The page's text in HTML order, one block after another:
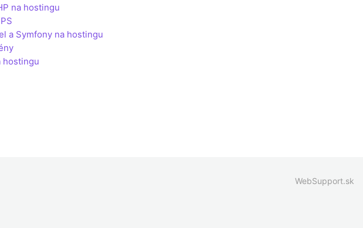
na hostingu
a Symfony na hostingu
hostingu
WebSupport.sk